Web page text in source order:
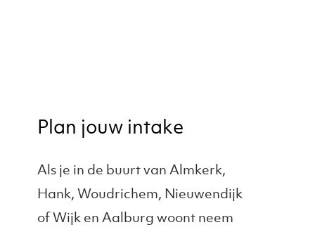
Plan jouw intake
Als je in de buurt van Almkerk,
Hank, Woudrichem, Nieuwendijk
of Wijk en Aalburg woont neem